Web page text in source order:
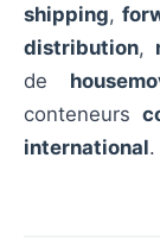
shipping,
distribution,
de
conteneurs
international.